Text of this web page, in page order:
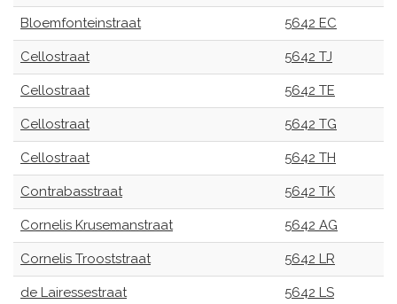
Bloemfonteinstraat 5642 EC
Cellostraat 5642 TJ
Cellostraat 5642 TE
Cellostraat 5642 TG
Cellostraat 5642 TH
Contrabasstraat 5642 TK
Cornelis Krusemanstraat 5642 AG
Cornelis Trooststraat 5642 LR
de Lairessestraat 5642 LS